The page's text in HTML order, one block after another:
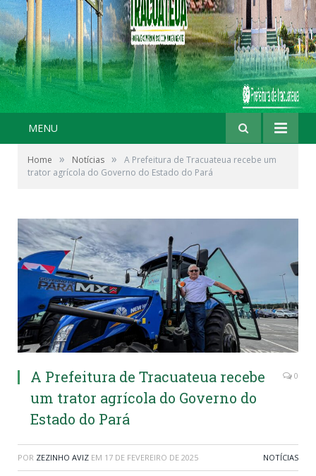
MENU
Home » Notícias »
A Prefeitura de Tracuateua recebe um
trator agrícola do Governo do Estado do Pará
A Prefeitura de Tracuateua recebe
um trator agrícola do Governo do
Estado do Pará
0
POR ZEZINHO AVIZ EM 17 DE FEVEREIRO DE 2025 NOTÍCIAS